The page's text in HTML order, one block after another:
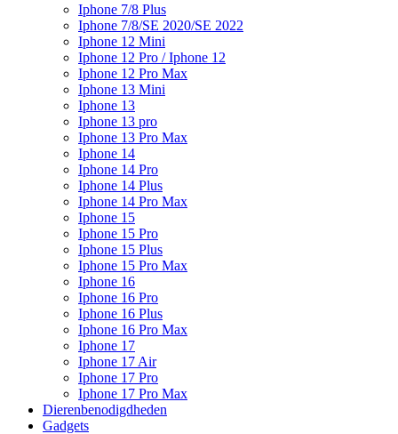
Iphone 7/8 Plus
Iphone 7/8/SE 2020/SE 2022
Iphone 12 Mini
Iphone 12 Pro / Iphone 12
Iphone 12 Pro Max
Iphone 13 Mini
Iphone 13
Iphone 13 pro
Iphone 13 Pro Max
Iphone 14
Iphone 14 Pro
Iphone 14 Plus
Iphone 14 Pro Max
Iphone 15
Iphone 15 Pro
Iphone 15 Plus
Iphone 15 Pro Max
Iphone 16
Iphone 16 Pro
Iphone 16 Plus
Iphone 16 Pro Max
Iphone 17
Iphone 17 Air
Iphone 17 Pro
Iphone 17 Pro Max
Dierenbenodigdheden
Gadgets